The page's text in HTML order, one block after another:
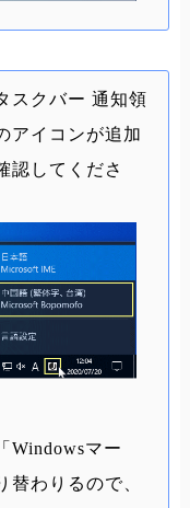
スクバー 通知領
アイコンが追加
認してくださ
Windowsマー
替わりるので、